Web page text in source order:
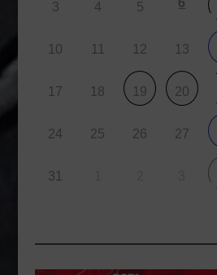
3 4 5 6
10 11 12 13
17 18 19 20
24 25 26 27
31